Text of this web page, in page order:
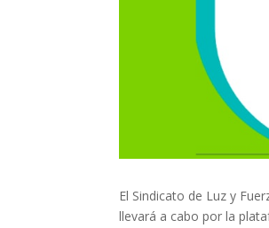
El Sindicato de Luz y
llevará a cabo por la